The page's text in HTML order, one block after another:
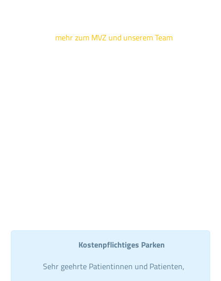
mehr zum MVZ und unserem Team
Kostenpflichtiges Parken
Sehr geehrte Patientinnen und Patienten,